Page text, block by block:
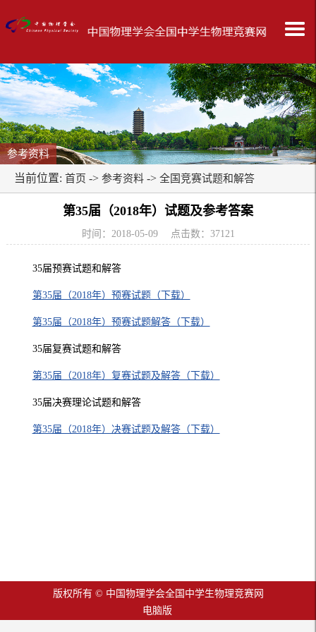
参考资料
当前位置: 首页 -> 参考资料 -> 全国竞赛试题和解答
第35届（2018年）试题及参考答案
时间：2018-05-09 点击数： 37121
35届预赛试题和解答
第35届（2018年）预赛试题（下载）
第35届（2018年）预赛试题解答（下载）
35届复赛试题和解答
第35届（2018年）复赛试题及解答（下载）
35届决赛理论试题和解答
第35届（2018年）决赛试题及解答（下载）
版权所有 © 中国物理学会全国中学生物理竞赛网
电脑版